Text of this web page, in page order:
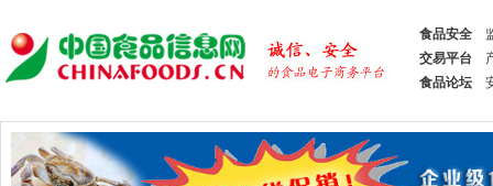
食品安全
交易平台
食品论坛